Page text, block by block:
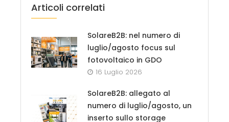
Articoli correlati
SolareB2B: nel numero di
luglio/agosto focus sul
fotovoltaico in GDO
16 Luglio 2026
SolareB2B: allegato al
numero di luglio/agosto, un
inserto sullo storage